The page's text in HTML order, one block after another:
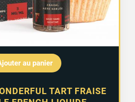
au panier
TART FRAISE